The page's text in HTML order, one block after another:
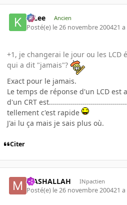
K-Lee Ancien
Posté(e) le 26 novembre 200421 a
+1, je changerai le jour ou les LCD
qui a dit "jamais"?
Exact pour le jamais.
Le temps de réponse d'un LCD est
d'un CRT
tellement c'est rapide
J'ai lu ça mais je sais plus où.
Citer
MASHALLAH INpactien
Posté(e) le 26 novembre 200421 a